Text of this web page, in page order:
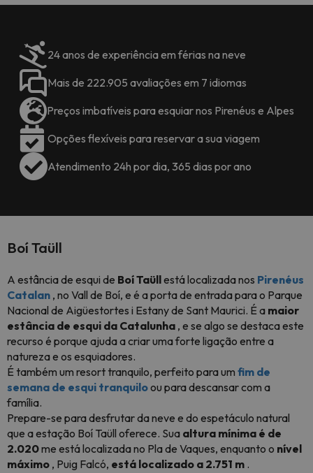
24 anos de experiência em férias na neve
Mais de 222.905 avaliações em 7 idiomas
Preços imbatíveis para esquiar nos Pirenéus e Alpes
Opções flexíveis para reservar a sua viagem
Atendimento 24h por dia, 365 dias por ano
Boí Taüll
A estância de esqui de Boí Taüllestá localizada nos Pirenéus
Catalan , no Vall de Boí, e é a porta de entrada para o Parque
Nacional de Aigüestortes i Estany de Sant Maurici. É a maior
estância de esqui da Catalunha , e se algo se destaca este
recurso é porque ajuda a criar uma forte ligação entre a
natureza e os esquiadores.
É também um resort tranquilo, perfeito para um fim de
semana de esqui tranquiloou para descansar com a
família.
Prepare-se para desfrutar da neve e do espetáculo natural
que a estação Boí Taüll oferece. Sua altura mínima é de
2.020me está localizada no Pla de Vaques, enquanto o nível
máximo , Puig Falcó, está localizado a 2.751 m .